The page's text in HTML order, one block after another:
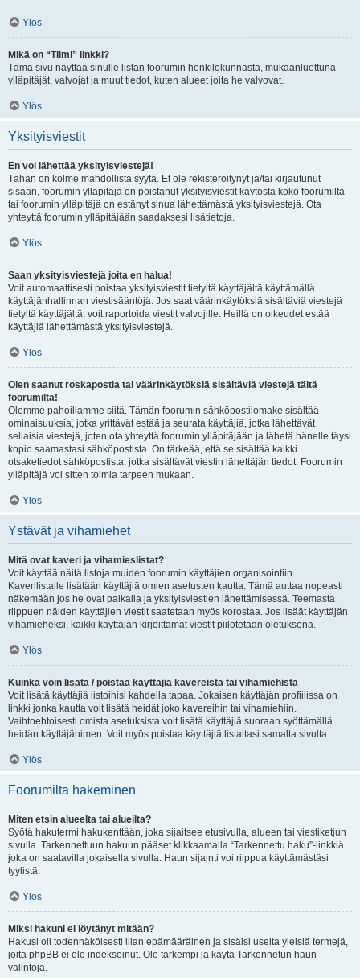
Ylös
Mikä on “Tiimi” linkki?
Tämä sivu näyttää sinulle listan foorumin henkilökunnasta, mukaanluettuna
ylläpitäjät, valvojat ja muut tiedot, kuten alueet joita he valvovat.
Ylös
Yksityisviestit
En voi lähettää yksityisviestejä!
Tähän on kolme mahdollista syytä. Et ole rekisteröitynyt ja/tai kirjautunut
sisään, foorumin ylläpitäjä on poistanut yksityisviestit käytöstä koko foorumilta
tai foorumin ylläpitäjä on estänyt sinua lähettämästä yksityisviestejä. Ota
yhteyttä foorumin ylläpitäjään saadaksesi lisätietoja.
Ylös
Saan yksityisviestejä joita en halua!
Voit automaattisesti poistaa yksityisviestit tietyltä käyttäjältä käyttämällä
käyttäjänhallinnan viestisääntöjä. Jos saat väärinkäytöksiä sisältäviä viestejä
tietyltä käyttäjältä, voit raportoida viestit valvojille. Heillä on oikeudet estää
käyttäjiä lähettämästä yksityisviestejä.
Ylös
Olen saanut roskapostia tai väärinkäytöksiä sisältäviä viestejä tältä
foorumilta!
Olemme pahoillamme siitä. Tämän foorumin sähköpostilomake sisältää
ominaisuuksia, jotka yrittävät estää ja seurata käyttäjiä, jotka lähettävät
sellaisia viestejä, joten ota yhteyttä foorumin ylläpitäjään ja lähetä hänelle täysi
kopio saamastasi sähköpostista. On tärkeää, että se sisältää kaikki
otsaketiedot sähköpostista, jotka sisältävät viestin lähettäjän tiedot. Foorumin
ylläpitäjä voi sitten toimia tarpeen mukaan.
Ylös
Ystävät ja vihamiehet
Mitä ovat kaveri ja vihamieslistat?
Voit käyttää näitä listoja muiden foorumin käyttäjien organisointiin.
Kaverilistalle lisätään käyttäjiä omien asetusten kautta. Tämä auttaa nopeasti
näkemään jos he ovat paikalla ja yksityisviestien lähettämisessä. Teemasta
riippuen näiden käyttäjien viestit saatetaan myös korostaa. Jos lisäät käyttäjän
vihamieheksi, kaikki käyttäjän kirjoittamat viestit piilotetaan oletuksena.
Ylös
Kuinka voin lisätä / poistaa käyttäjiä kavereista tai vihamiehistä
Voit lisätä käyttäjiä listoihisi kahdella tapaa. Jokaisen käyttäjän profiilissa on
linkki jonka kautta voit lisätä heidät joko kavereihin tai vihamiehiin.
Vaihtoehtoisesti omista asetuksista voit lisätä käyttäjiä suoraan syöttämällä
heidän käyttäjänimen. Voit myös poistaa käyttäjiä listaltasi samalta sivulta.
Ylös
Foorumilta hakeminen
Miten etsin alueelta tai alueilta?
Syötä hakutermi hakukenttään, joka sijaitsee etusivulla, alueen tai viestiketjun
sivulla. Tarkennettuun hakuun pääset klikkaamalla “Tarkennettu haku”-linkkiä
joka on saatavilla jokaisella sivulla. Haun sijainti voi riippua käyttämästäsi
tyylistä.
Ylös
Miksi hakuni ei löytänyt mitään?
Hakusi oli todennäköisesti liian epämääräinen ja sisälsi useita yleisiä termejä,
joita phpBB ei ole indeksoinut. Ole tarkempi ja käytä Tarkennetun haun
valintoja.